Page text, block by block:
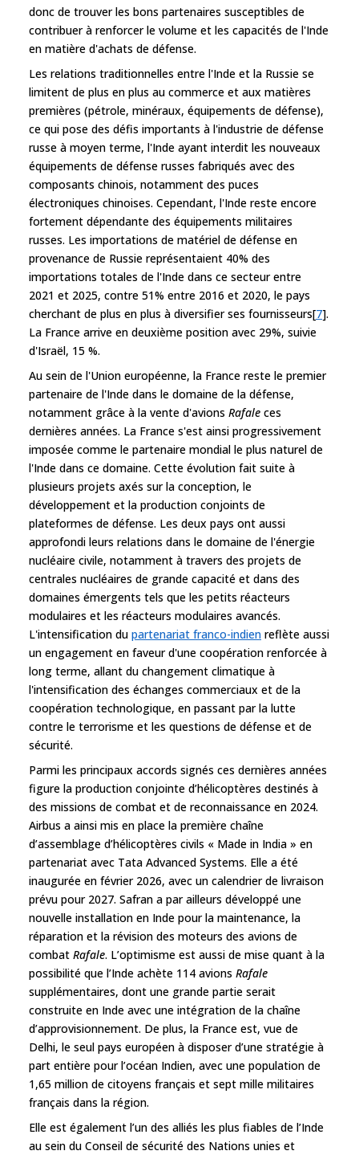
donc de trouver les bons partenaires susceptibles de
contribuer à renforcer le volume et les capacités de l'Inde
en matière d'achats de défense.
Les relations traditionnelles entre l'Inde et la Russie se
limitent de plus en plus au commerce et aux matières
premières (pétrole, minéraux, équipements de défense),
ce qui pose des défis importants à l'industrie de défense
russe à moyen terme, l'Inde ayant interdit les nouveaux
équipements de défense russes fabriqués avec des
composants chinois, notamment des puces
électroniques chinoises. Cependant, l'Inde reste encore
fortement dépendante des équipements militaires
russes. Les importations de matériel de défense en
provenance de Russie représentaient 40% des
importations totales de l'Inde dans ce secteur entre
2021 et 2025, contre 51% entre 2016 et 2020, le pays
cherchant de plus en plus à diversifier ses fournisseurs[7].
La France arrive en deuxième position avec 29%, suivie
d'Israël, 15 %.
Au sein de l'Union européenne, la France reste le premier
partenaire de l'Inde dans le domaine de la défense,
notamment grâce à la vente d'avions Rafale ces
dernières années. La France s'est ainsi progressivement
imposée comme le partenaire mondial le plus naturel de
l'Inde dans ce domaine. Cette évolution fait suite à
plusieurs projets axés sur la conception, le
développement et la production conjoints de
plateformes de défense. Les deux pays ont aussi
approfondi leurs relations dans le domaine de l'énergie
nucléaire civile, notamment à travers des projets de
centrales nucléaires de grande capacité et dans des
domaines émergents tels que les petits réacteurs
modulaires et les réacteurs modulaires avancés.
L'intensification du partenariat franco-indien reflète aussi
un engagement en faveur d'une coopération renforcée à
long terme, allant du changement climatique à
l'intensification des échanges commerciaux et de la
coopération technologique, en passant par la lutte
contre le terrorisme et les questions de défense et de
sécurité.
Parmi les principaux accords signés ces dernières années
figure la production conjointe d’hélicoptères destinés à
des missions de combat et de reconnaissance en 2024.
Airbus a ainsi mis en place la première chaîne
d’assemblage d’hélicoptères civils « Made in India » en
partenariat avec Tata Advanced Systems. Elle a été
inaugurée en février 2026, avec un calendrier de livraison
prévu pour 2027. Safran a par ailleurs développé une
nouvelle installation en Inde pour la maintenance, la
réparation et la révision des moteurs des avions de
combat Rafale. L’optimisme est aussi de mise quant à la
possibilité que l’Inde achète 114 avions Rafale
supplémentaires, dont une grande partie serait
construite en Inde avec une intégration de la chaîne
d’approvisionnement. De plus, la France est, vue de
Delhi, le seul pays européen à disposer d’une stratégie à
part entière pour l’océan Indien, avec une population de
1,65 million de citoyens français et sept mille militaires
français dans la région.
Elle est également l’un des alliés les plus fiables de l’Inde
au sein du Conseil de sécurité des Nations unies et